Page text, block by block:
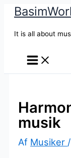
It is all about
musik
Af Musiker /